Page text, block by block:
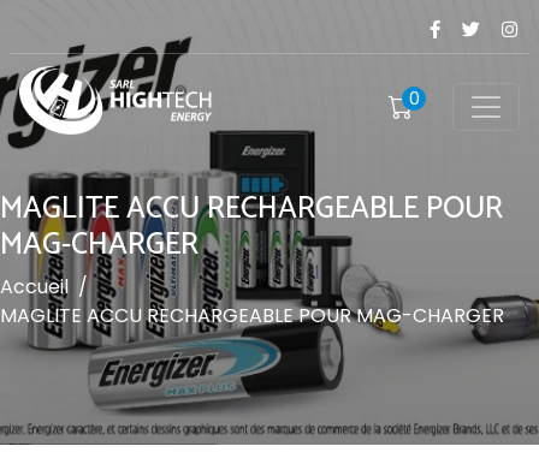
0
MAGLITE ACCU RECHARGEABLE POUR
MAG-CHARGER
Accueil /
MAGLITE ACCU RECHARGEABLE POUR MAG-CHARGER